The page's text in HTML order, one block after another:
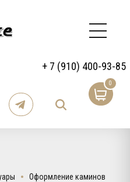
+ 7 (910) 400-93-85
0
Оформление каминов